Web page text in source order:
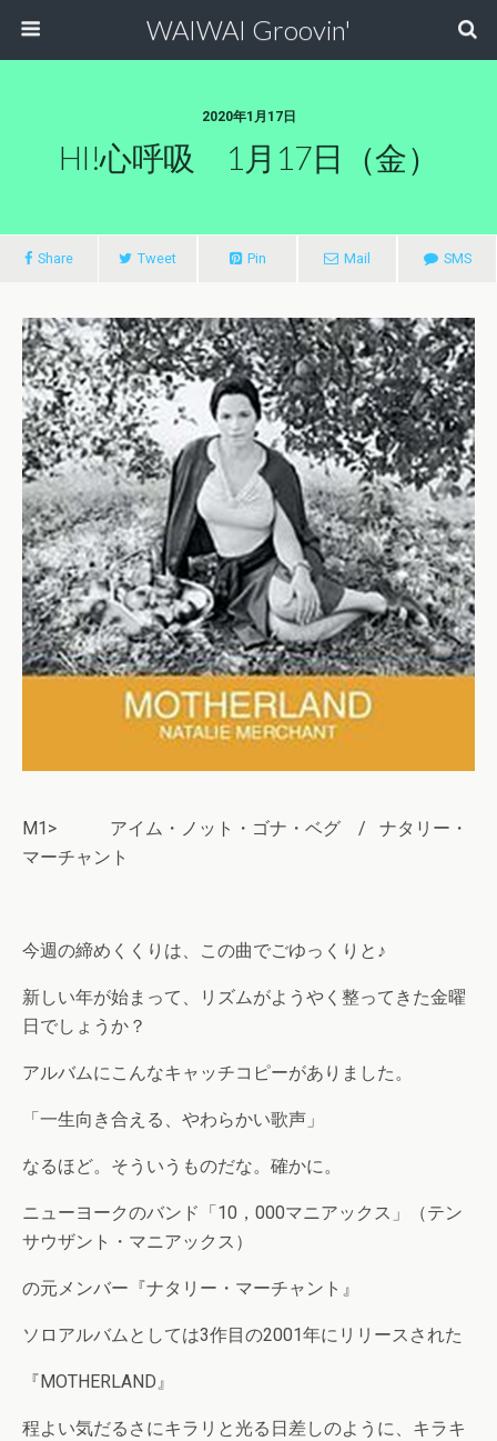
WAIWAI Groovin'
2020年1月17日
HI!心呼吸 1月17日（金）
Share Tweet Pin Mail SMS
M1> アイム・ノット・ゴナ・ベグ / ナタリー・
マーチャント
今週の締めくくりは、この曲でごゆっくりと♪
新しい年が始まって、リズムがようやく整ってきた金曜
日でしょうか？
アルバムにこんなキャッチコピーがありました。
「一生向き合える、やわらかい歌声」
なるほど。そういうものだな。確かに。
ニューヨークのバンド「10，000マニアックス」（テン
サウザント・マニアックス）
の元メンバー『ナタリー・マーチャント』
ソロアルバムとしては3作目の2001年にリリースされた
『MOTHERLAND』
程よい気だるさにキラリと光る日差しのように、キラキ